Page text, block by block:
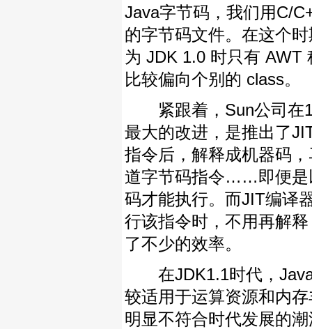
Java字节码，我们用C/
的字节码文件。在这个
为 JDK 1.0 时只有 AWT
比较偏向个别的 class。
紧跟着，Sun公司在
最大的改进，是推出了
指令后，解释成机器码
道字节码指令……即便是
码才能执行。而JIT编译
行该指令时，不用再解
了不少的效率。
在JDK1.1时代，Java
较适用于运算资源和内
明显不符合时代发展的